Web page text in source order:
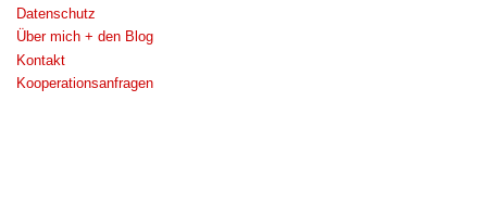
Datenschutz
Über mich + den Blog
Kontakt
Kooperationsanfragen